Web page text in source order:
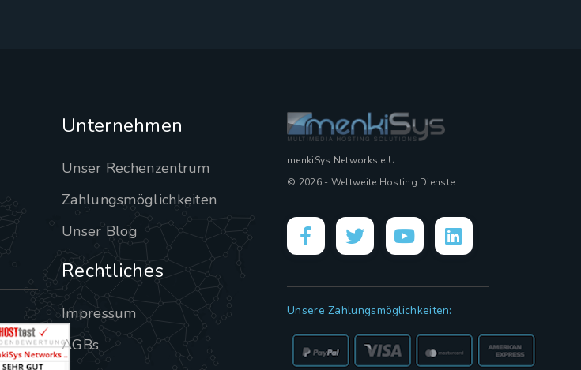
Unternehmen
Unser Rechenzentrum
Zahlungsmöglichkeiten
Unser Blog
Rechtliches
Impressum
AGBs
menkiSys Networks e.U.
© 2026 - Weltweite Hosting Dienste
Unsere Zahlungsmöglichkeiten: